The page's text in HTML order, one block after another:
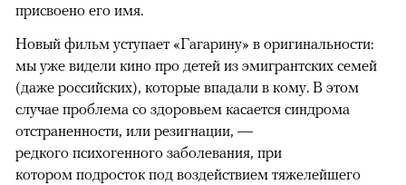
присвоено его имя.
Новый фильм уступает «Гагарину» в оригинальности:
мы уже видели кино про детей из эмигрантских семей
(даже российских), которые впадали в кому. В этом
случае проблема со здоровьем касается синдрома
отстраненности, или резигнации, —
редкого психогенного заболевания, при
котором подросток под воздействием тяжелейшего